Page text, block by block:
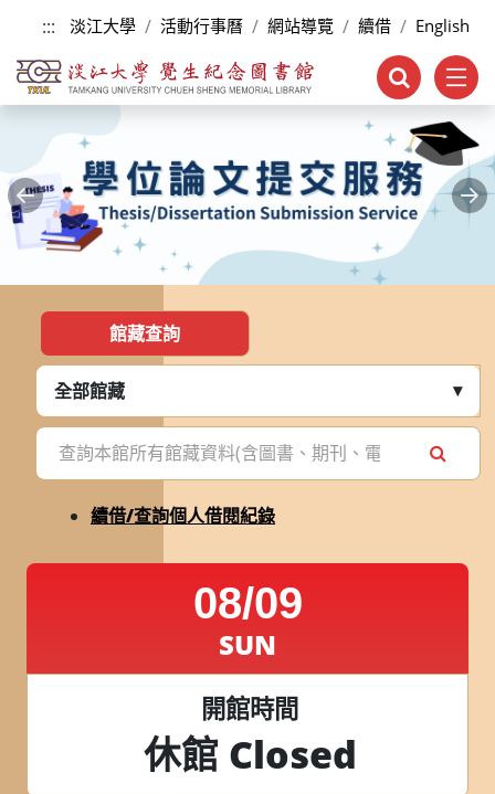
跳到主要內容
::: 淡江大學 活動行事曆 網站導覽 續借 English
Previous
館藏查詢
全部館藏
續借/查詢個人借閱紀錄
08/09
SUN
開館時間
休館 Closed